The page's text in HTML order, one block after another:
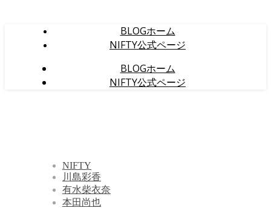
BLOGホーム
NIFTY公式ページ
BLOGホーム
NIFTY公式ページ
NIFTY
川島彩香
有水柴衣奈
本田尚也